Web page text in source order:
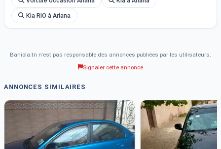
Kia RIO à Ariana
Baniola.tn n'est pas responsable des annonces publiées par les utilisateurs.
Signaler cette annonce
ANNONCES SIMILAIRES